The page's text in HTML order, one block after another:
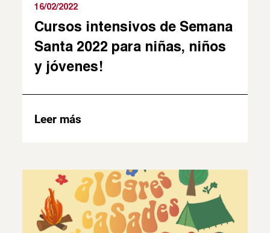
16/02/2022
Cursos intensivos de Semana
Santa 2022 para niñas, niños
y jóvenes!
Leer más